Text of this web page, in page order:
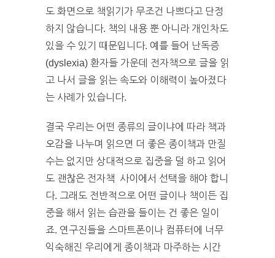
도 화면으로 책읽기가 무조건 나쁘다고 단정
하지 않습니다. 책의 내용 뿐 아니라 개인차도
있을 수 있기 때문입니다. 예를 들어 난독증
(dyslexia) 환자들 가운데 전자책으로 글을 읽
고 나서 글을 읽는 속도와 이해력이 높아졌다
는 사례가 있습니다.
결국 우리는 어떤 종류의 글이냐에 따라 책과
오감을 나누며 읽으면 더 좋은 종이책과 만질
수는 없지만 상대적으로 집중을 덜 하고 읽어
도 괜찮은 전자책 사이에서 선택을 해야 합니
다. 그래도 전반적으로 어떤 글이나 책이든 집
중을 해서 읽는 습관을 들이는 건 좋은 일이
죠. 연구진들을 스마트폰이나 컴퓨터에 너무
익숙해진 우리에게 종이책과 마주하는 시간